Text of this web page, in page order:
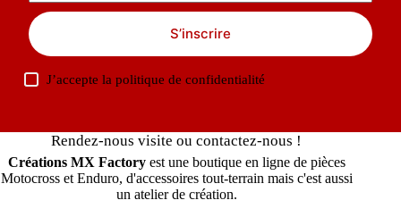
S’inscrire
J’accepte lapolitique de confidentialité
Rendez-nous visite ou contactez-nous !
Créations MX Factoryest une boutique en ligne de pièces
Motocross et Enduro, d'accessoires tout-terrain mais c'est aussi
un atelier de création.